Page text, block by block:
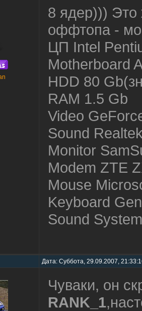
8 ядер))) Это
оффтопа -
ЦП Intel
Motherboard
HDD 80
RAM 1.5 Gb
Video
Sound
Monitor
Modem ZTE
Mouse
Keyboard
Sound
Дата: Суббота, 29.09.2007,
Чуваки, он
RANK_1